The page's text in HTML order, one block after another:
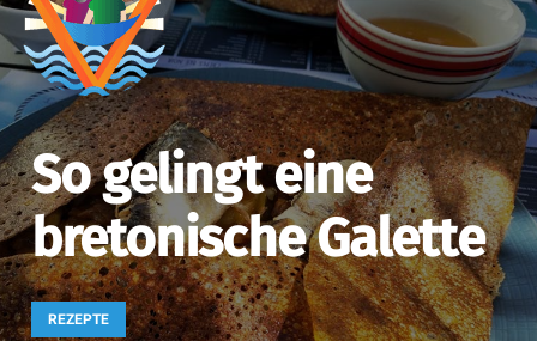
So gelingt eine
bretonische Galette
REZEPTE